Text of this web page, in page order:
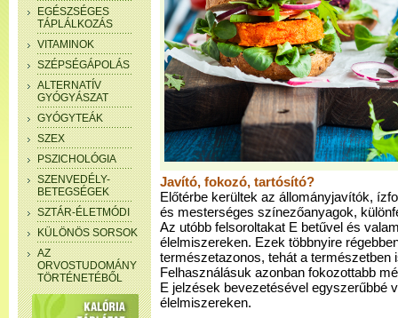
EGÉSZSÉGES
TÁPLÁLKOZÁS
VITAMINOK
SZÉPSÉGÁPOLÁS
ALTERNATÍV
GYÓGYÁSZAT
GYÓGYTEÁK
SZEX
PSZICHOLÓGIA
SZENVEDÉLY-
BETEGSÉGEK
SZTÁR-ÉLETMÓDI
KÜLÖNÖS SORSOK
AZ
ORVOSTUDOMÁNY
TÖRTÉNETÉBŐL
Javító, fokozó, tartósító?
Előtérbe kerültek az állományjavítók,
és mesterséges színezőanyagok,
Az utóbb felsoroltakat E betűvel és
élelmiszereken. Ezek többnyire
természetazonos, tehát a természetben
Felhasználásuk azonban fokozottabb
E jelzések bevezetésével egyszerűbbé
élelmiszereken.